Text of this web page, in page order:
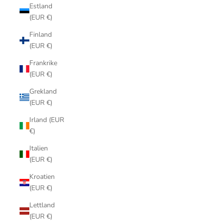
Estland
(EUR €)
Finland
(EUR €)
Frankrike
(EUR €)
Grekland
(EUR €)
Irland (EUR
€)
Italien
(EUR €)
Kroatien
(EUR €)
Lettland
(EUR €)